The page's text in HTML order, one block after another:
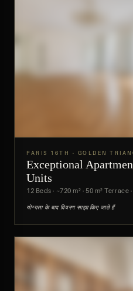
पूर्वावलोकन
PARIS 16TH · GOLDEN
Exceptional
Units
12 Beds · ~720 m² · 50 m²
योग्यता के बाद विवरण साझा किए जाते हैं